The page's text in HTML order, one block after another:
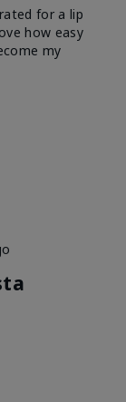
for a lip
how easy
my